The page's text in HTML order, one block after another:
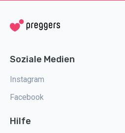
Soziale Medien
Instagram
Facebook
Hilfe